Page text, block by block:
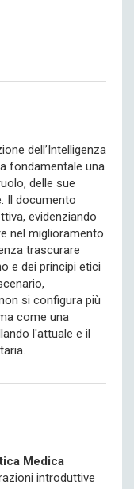
dell’Intelligenza
fondamentale una
delle sue
Il documento
evidenziando
nel miglioramento
trascurare
e dei principi etici
si configura più
come una
l'attuale e il
Medica
introduttive